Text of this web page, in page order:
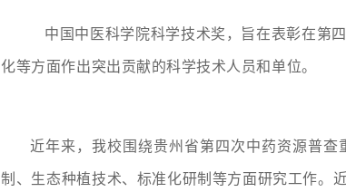
中国中医科学院科学技术奖，旨在表彰在第
化等方面作出突出贡献的科学技术人员和单位。
近年来，我校围绕贵州省第四次中药资源普
制、生态种植技术、标准化研制等方面研究工作。